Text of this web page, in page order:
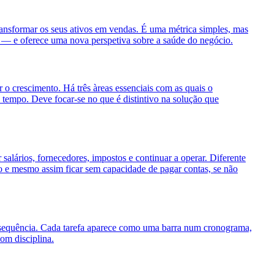
os seus ativos em vendas. É uma métrica simples, mas
e oferece uma nova perspetiva sobre a saúde do negócio.
crescimento. Há três àreas essenciais com as quais o
Deve focar-se no que é distintivo na solução que
fornecedores, impostos e continuar a operar. Diferente
assim ficar sem capacidade de pagar contas, se não
Cada tarefa aparece como uma barra num cronograma,
disciplina.